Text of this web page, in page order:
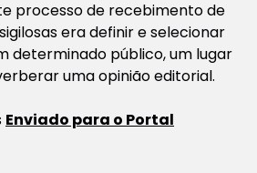
processo de recebimento de
era definir e selecionar
determinado público, um lugar
uma opinião editorial.
Enviado para o Portal